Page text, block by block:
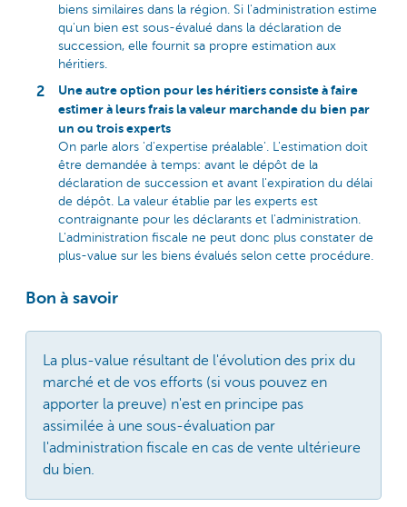
biens similaires dans la région. Si l'administration estime
qu'un bien est sous-évalué dans la déclaration de
succession, elle fournit sa propre estimation aux
héritiers.
Une autre option pour les héritiers consiste à faire
estimer à leurs frais la valeur marchande du bien par
un ou trois experts
On parle alors 'd'expertise préalable'. L'estimation doit
être demandée à temps: avant le dépôt de la
déclaration de succession et avant l'expiration du délai
de dépôt. La valeur établie par les experts est
contraignante pour les déclarants et l'administration.
L'administration fiscale ne peut donc plus constater de
plus-value sur les biens évalués selon cette procédure.
Bon à savoir
La plus-value résultant de l'évolution des prix du
marché et de vos efforts (si vous pouvez en
apporter la preuve) n'est en principe pas
assimilée à une sous-évaluation par
l'administration fiscale en cas de vente ultérieure
du bien.